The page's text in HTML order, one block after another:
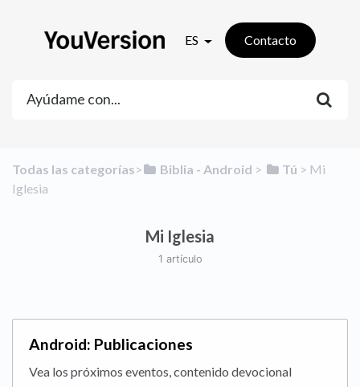
ES Contacto
Todas las categorías​>​ ​Biblia - Android ​ > ​ ​Tú ​ > ​ ​Mi
Iglesia
Mi Iglesia
1 artículo
Android: Publicaciones
Vea los próximos eventos, contenido devocional